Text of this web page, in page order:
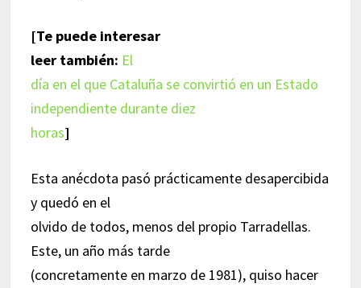
[Te puede interesar
leer también: El
día en el que Cataluña se convirtió en un Estado
independiente durante diez
horas]
Esta anécdota pasó prácticamente desapercibida
y quedó en el
olvido de todos, menos del propio Tarradellas.
Este, un año más tarde
(concretamente en marzo de 1981), quiso hacer